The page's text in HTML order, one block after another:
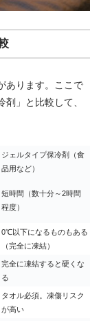
あります。ここで
」と比較して、
ジェルタイプ保冷剤（食
品用など）
短時間（数十分～2時間
程度）
0℃以下になるものもある
（完全に凍結）
完全に凍結すると硬くな
る
タオル必須。凍傷リスク
が高い